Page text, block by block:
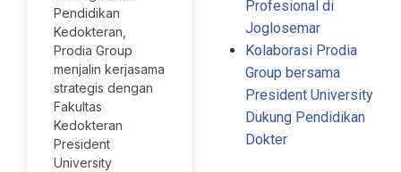
Pendidikan
Kedokteran,
Prodia Group
menjalin kerjasama
strategis dengan
Fakultas
Kedokteran
President
University
Profesional di
Joglosemar
Kolaborasi Prodia
Group bersama
President University
Dukung Pendidikan
Dokter